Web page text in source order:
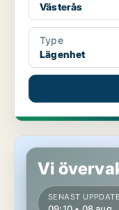
Västerås
Type
Lägenhet
Lägenhet i Västerås
Vi
SENAST